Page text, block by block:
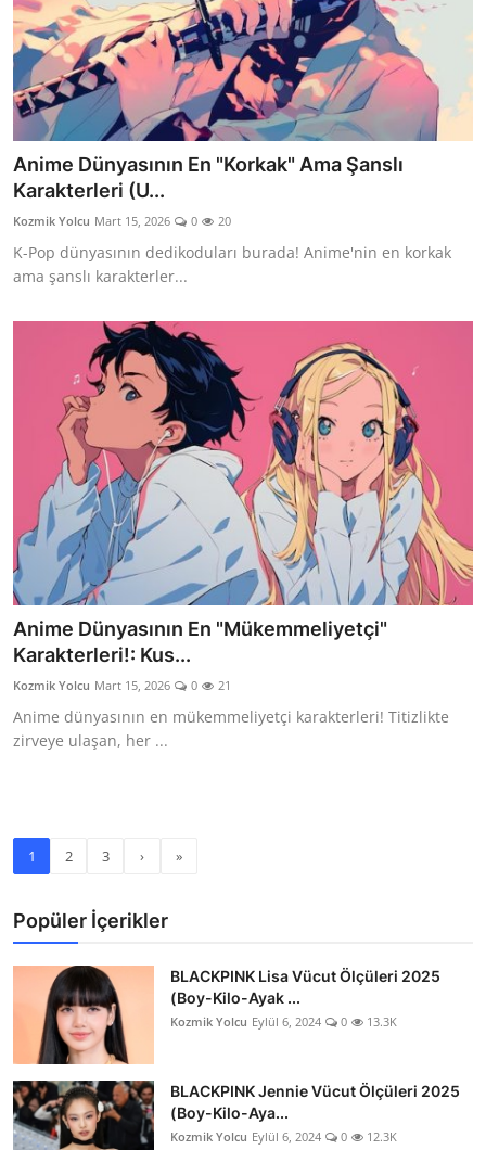
Anime Dünyasının En "Korkak" Ama Şanslı
Karakterleri (U...
Kozmik Yolcu Mart 15, 2026 0 20
K-Pop dünyasının dedikoduları burada! Anime'nin en korkak
ama şanslı karakterler...
Anime Dünyasının En "Mükemmeliyetçi"
Karakterleri!: Kus...
Kozmik Yolcu Mart 15, 2026 0 21
Anime dünyasının en mükemmeliyetçi karakterleri! Titizlikte
zirveye ulaşan, her ...
1 2 3 › »
Popüler İçerikler
BLACKPINK Lisa Vücut Ölçüleri 2025
(Boy-Kilo-Ayak ...
Kozmik Yolcu Eylül 6, 2024 0 13.3K
BLACKPINK Jennie Vücut Ölçüleri 2025
(Boy-Kilo-Aya...
Kozmik Yolcu Eylül 6, 2024 0 12.3K